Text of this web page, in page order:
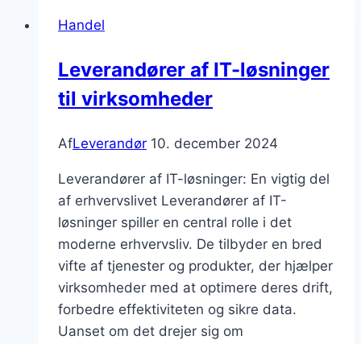
virksomheder
Handel
Leverandører af IT-løsninger
til virksomheder
AfLeverandør 10. december 2024
Leverandører af IT-løsninger: En vigtig del
af erhvervslivet Leverandører af IT-
løsninger spiller en central rolle i det
moderne erhvervsliv. De tilbyder en bred
vifte af tjenester og produkter, der hjælper
virksomheder med at optimere deres drift,
forbedre effektiviteten og sikre data.
Uanset om det drejer sig om